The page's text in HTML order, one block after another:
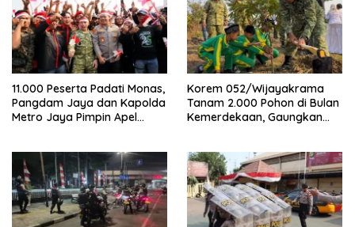
11.000 Peserta Padati Monas,
Pangdam Jaya dan Kapolda
Metro Jaya Pimpin Apel
Korem 052/Wijayakrama
Tanam 2.000 Pohon di Bulan
Kemerdekaan, Gaungkan